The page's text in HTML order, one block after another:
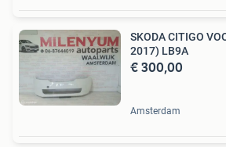
SKODA CITIGO
2017) LB9A
€ 300,00
Amsterdam